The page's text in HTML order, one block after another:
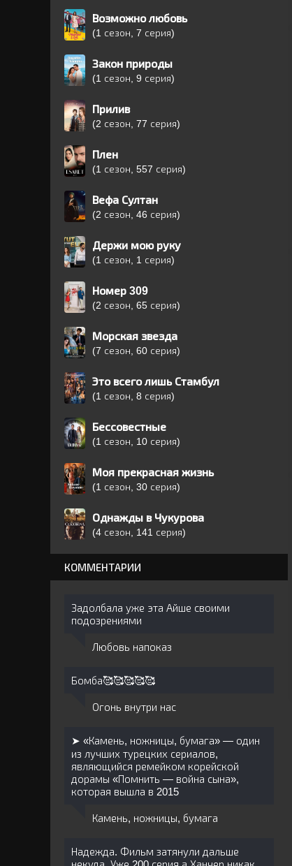
Возможно любовь
(1 сезон, 7 серия)
Закон природы
(1 сезон, 9 серия)
Прилив
(2 сезон, 77 серия)
Плен
(1 сезон, 557 серия)
Вефа Султан
(2 сезон, 46 серия)
Держи мою руку
(1 сезон, 1 серия)
Номер 309
(2 сезон, 65 серия)
Морская звезда
(7 сезон, 60 серия)
Это всего лишь Стамбул
(1 сезон, 8 серия)
Бессовестные
(1 сезон, 10 серия)
Моя прекрасная жизнь
(1 сезон, 30 серия)
Однажды в Чукурова
(4 сезон, 141 серия)
КОММЕНТАРИИ
Задолбала уже эта Айше своими
подозрениями
Любовь напоказ
Бомба🥰🥰🥰🥰🥰
Огонь внутри нас
➤ «Камень, ножницы, бумага» — один
из лучших турецких сериалов,
являющийся ремейком корейской
дорамы «Помнить — война сына»,
которая вышла в 2015
Камень, ножницы, бумага
Надежда. Фильм затянули дальше